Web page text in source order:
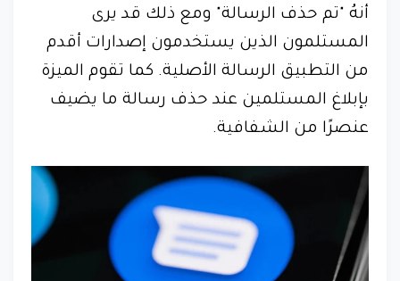
أنهُ "تم حذف الرسالة" ومع ذلك قد يرى
المستلمون الذين يستخدمون إصدارات أقدم
من التطبيق الرسالة الأصلية. كما تقوم الميزة
بإبلاغ المستلمين عند حذف رسالة ما يضيف
عنصرًا من الشفافية.